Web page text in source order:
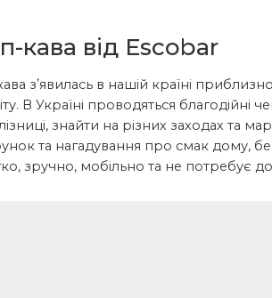
кава від Escobar
зʼявилась в нашій країні
В Україні проводяться
знайти на різних заходах та
та нагадування про смак дому,
зручно, мобільно та не потребує